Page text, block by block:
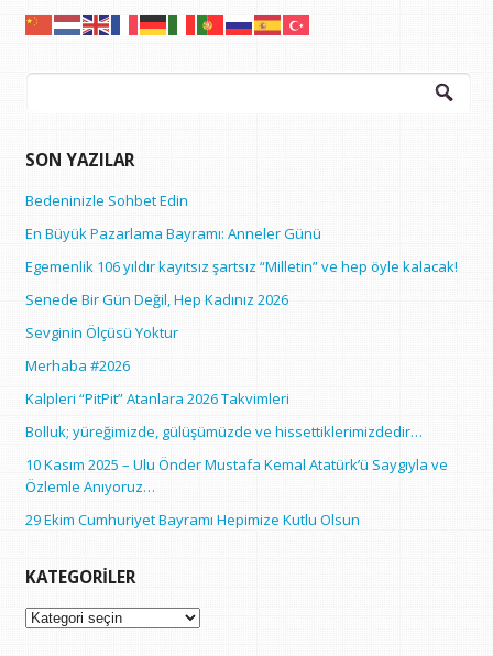
Arama:
SON YAZILAR
Bedeninizle Sohbet Edin
En Büyük Pazarlama Bayramı: Anneler Günü
Egemenlik 106 yıldır kayıtsız şartsız “Milletin” ve hep öyle kalacak!
Senede Bir Gün Değil, Hep Kadınız 2026
Sevginin Ölçüsü Yoktur
Merhaba #2026
Kalpleri “PitPit” Atanlara 2026 Takvimleri
Bolluk; yüreğimizde, gülüşümüzde ve hissettiklerimizdedir…
10 Kasım 2025 – Ulu Önder Mustafa Kemal Atatürk’ü Saygıyla ve
Özlemle Anıyoruz…
29 Ekim Cumhuriyet Bayramı Hepimize Kutlu Olsun
KATEGORILER
Kategoriler